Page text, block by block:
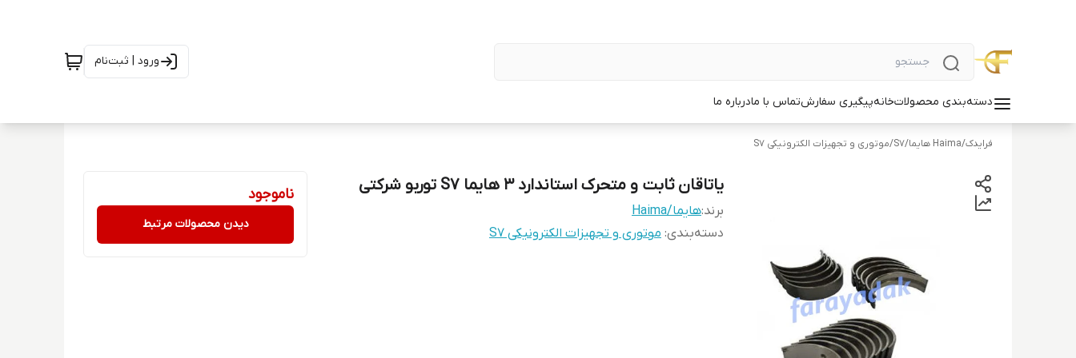
ورود | ثبت‌نام
دسته‌بندی محصولاتخانهپیگیری سفارشتماس با مادرباره ما
فرایدک/Haima هایما /
S7
/موتوری و تجهیزات الکترونیکی S7
یاتاقان ثابت و متحرک استاندارد 3 هایما S7 توربو شرکتی
برند:هایما/Haima
دسته‌بندی: موتوری و تجهیزات الکترونیکی S7
ناموجود
دیدن محصولات مرتبط